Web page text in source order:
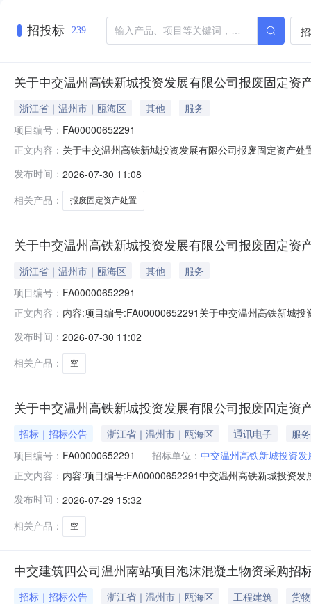
招投标 239
关于中交温州高铁新城投资发展有限公司报废固定资
浙江省｜温州市｜瓯海区 其他
服务
项目编号： FA00000652291
正文内容： 关于中交温州高铁新城投资发展有限公司报废固定资产
竞价时间调整的通知各竞价供应商：为保证本次项目顺
澄清补遗书是对竞价
发布时间： 2026-07-30 11:08
相关产品：
报废固定资产处置
关于中交温州高铁新城投资发展有限公司报废固定
浙江省｜温州市｜瓯海区 其他
服务
项目编号： FA00000652291
正文内容： 内容:项目编号:FA00000652291关于中交温州高铁新城
处，请以本澄清为准。1、关于竞价公告时间的延长：原
符合资格
发布时间： 2026-07-30 11:02
相关产品：
空
关于中交温州高铁新城投资发展有限公司报废固定资
招标｜招标公告 浙江省｜温州市｜瓯海区 通讯电子
服务
项目编号： FA00000652291 招标单位： 中交温州高铁新城投资发
正文内容： 内容:项目编号:FA00000652291中交温州高铁新城投资
温州高铁新城投资发展有限公司。1.4竞价项目资金：/。
新旧程度、完
发布时间： 2026-07-29 15:32
相关产品：
空
中交建筑四公司温州南站项目泡沫混凝土物资采购招
招标｜招标公告 浙江省｜温州市｜瓯海区 工程建筑
货物